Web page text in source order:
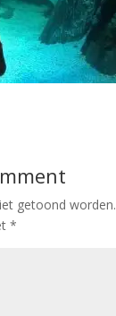
getoond worden.
*